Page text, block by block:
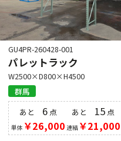
GU4PR-260428-001
パレットラック
W2500×D800×H4500
群馬
あと 6 点
単体 ￥26,000
あと 15 点
連結￥21,000